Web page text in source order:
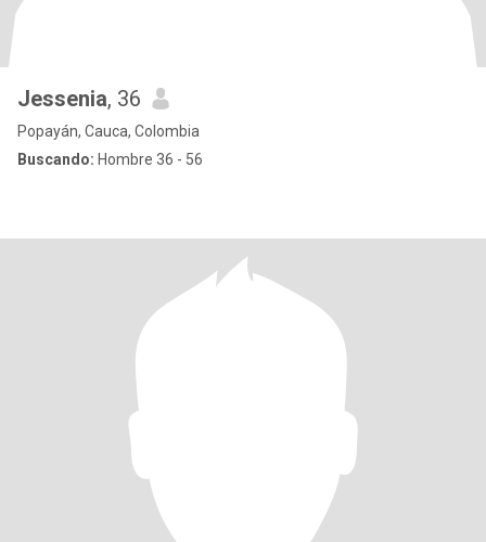
Jessenia, 36
Popayán, Cauca, Colombia
Buscando: Hombre 36 - 56